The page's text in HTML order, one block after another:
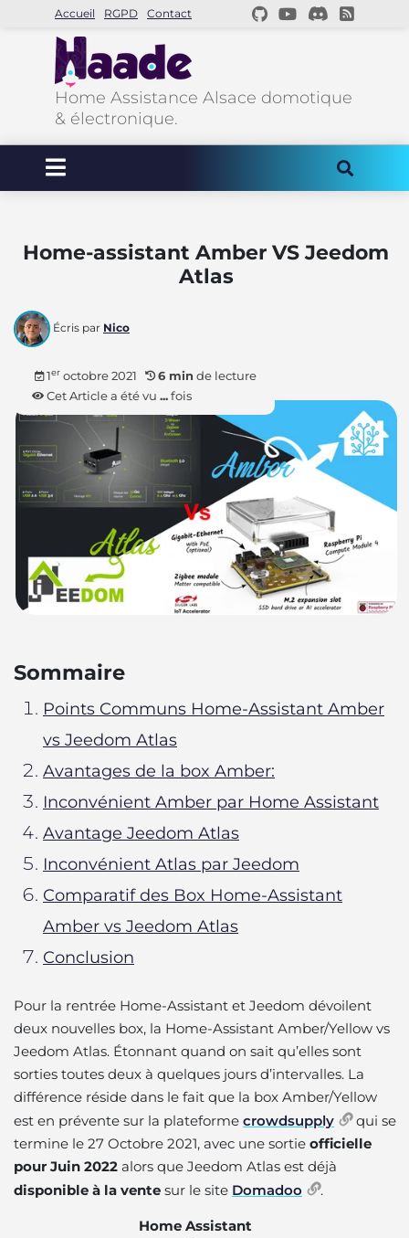
Accueil RGPD Contact
Home Assistance Alsace domotique
& électronique.
Home-assistant Amber VS Jeedom
Atlas
Écris par Nico
1er octobre 2021 6 min de lecture
Cet Article a été vu ...fois
Sommaire
Points Communs Home-Assistant Amber
vs Jeedom Atlas
Avantages de la box Amber:
Inconvénient Amber par Home Assistant
Avantage Jeedom Atlas
Inconvénient Atlas par Jeedom
Comparatif des Box Home-Assistant
Amber vs Jeedom Atlas
Conclusion
Pour la rentrée Home-Assistant et Jeedom dévoilent
deux nouvelles box, la Home-Assistant Amber/Yellow vs
Jeedom Atlas. Étonnant quand on sait qu’elles sont
sorties toutes deux à quelques jours d’intervalles. La
différence réside dans le fait que la box Amber/Yellow
est en prévente sur la plateforme crowdsupply
qui se
termine le 27 Octobre 2021, avec une sortie officielle
pour Juin 2022 alors que Jeedom Atlas est déjà
disponible à la vente sur le site Domadoo .
Home Assistant